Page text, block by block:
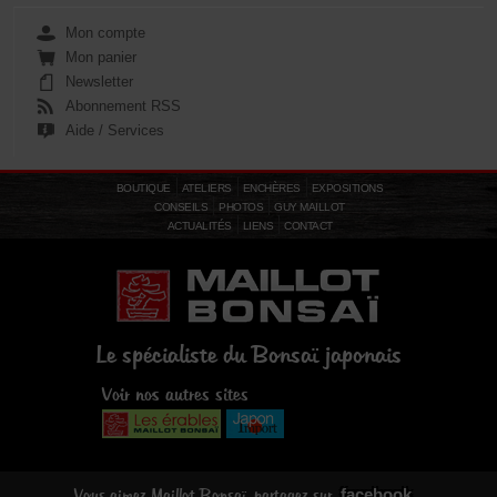
Mon compte
Mon panier
Newsletter
Abonnement RSS
Aide / Services
BOUTIQUE ATELIERS ENCHÈRES
EXPOSITIONS
CONSEILS
PHOTOS
GUY MAILLOT
ACTUALITÉS
LIENS CONTACT
Le spécialiste du Bonsaï japonais
Voir nos autres sites